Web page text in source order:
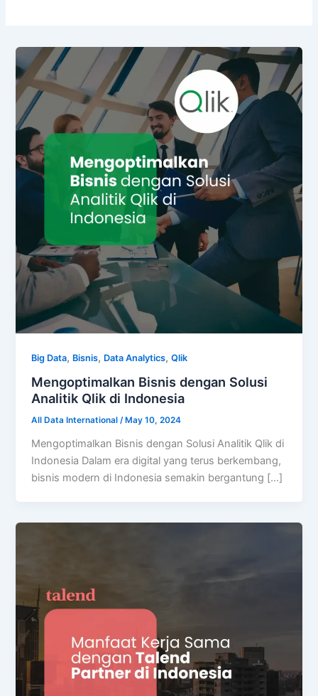
Big Data, Bisnis, Data Analytics,Qlik
Mengoptimalkan Bisnis dengan Solusi
Analitik Qlik di Indonesia
All Data International/ May 10, 2024
Mengoptimalkan Bisnis dengan Solusi Analitik Qlik di
Indonesia Dalam era digital yang terus berkembang,
bisnis modern di Indonesia semakin bergantung […]